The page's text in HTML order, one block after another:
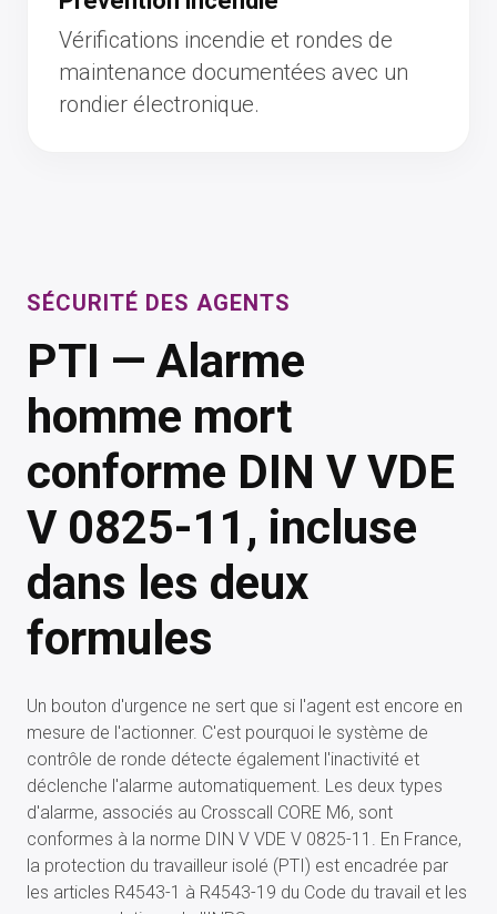
Vérifications incendie et rondes de
maintenance documentées avec un
rondier électronique.
SÉCURITÉ DES AGENTS
PTI — Alarme
homme mort
conforme DIN V VDE
V 0825-11, incluse
dans les deux
formules
Un bouton d'urgence ne sert que si l'agent est encore en
mesure de l'actionner. C'est pourquoi le système de
contrôle de ronde détecte également l'inactivité et
déclenche l'alarme automatiquement. Les deux types
d'alarme, associés au Crosscall CORE M6, sont
conformes à la norme DIN V VDE V 0825-11. En France,
la protection du travailleur isolé (PTI) est encadrée par
les articles R4543-1 à R4543-19 du Code du travail et les